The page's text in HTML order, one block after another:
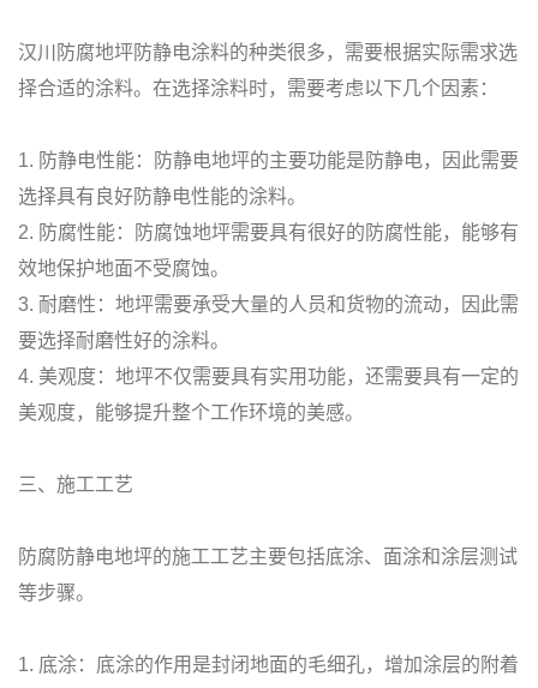
汉川防腐地坪防静电涂料的种类很多，需要根据实际需求选
择合适的涂料。在选择涂料时，需要考虑以下几个因素：
1. 防静电性能：防静电地坪的主要功能是防静电，因此需要
选择具有良好防静电性能的涂料。
2. 防腐性能：防腐蚀地坪需要具有很好的防腐性能，能够有
效地保护地面不受腐蚀。
3. 耐磨性：地坪需要承受大量的人员和货物的流动，因此需
要选择耐磨性好的涂料。
4. 美观度：地坪不仅需要具有实用功能，还需要具有一定的
美观度，能够提升整个工作环境的美感。
三、施工工艺
防腐防静电地坪的施工工艺主要包括底涂、面涂和涂层测试
等步骤。
1. 底涂：底涂的作用是封闭地面的毛细孔，增加涂层的附着